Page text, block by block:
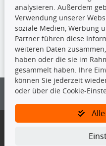
Die hier angezeigten Daten
nicht kopiert werden.
Es ist zu unterlassen, die Daten
vorherige Zustimmung von
und/oder diese Handlungen durch
Bitte prüfen Sie, ob das über
Gegebenenfalls sind ergänzende
analysieren. Außerdem
Verwendung unserer
soziale Medien, Werbung
Partner führen diese
weiteren Daten
haben oder die sie im
gesammelt haben. Ihre
können Sie jederzeit
oder über die Cookie-